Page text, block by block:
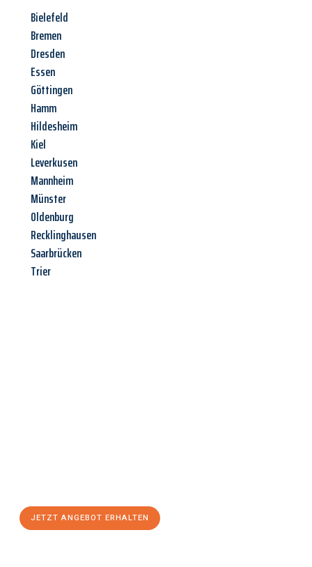
Bielefeld
Bremen
Dresden
Essen
Göttingen
Hamm
Hildesheim
Kiel
Leverkusen
Mannheim
Münster
Oldenburg
Recklinghausen
Saarbrücken
Trier
JETZT ANGEBOT ERHALTEN